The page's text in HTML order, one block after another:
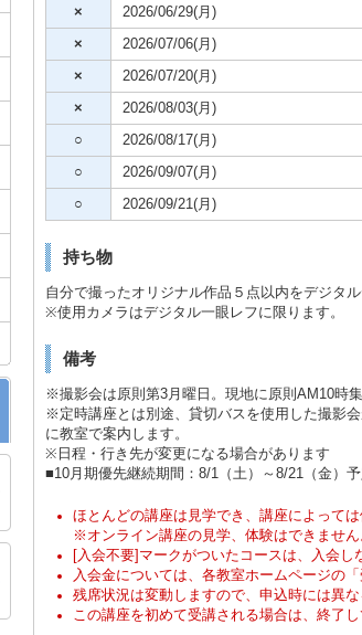
× 2026/06/29(月)
× 2026/07/06(月)
× 2026/07/20(月)
× 2026/08/03(月)
○ 2026/08/17(月)
○ 2026/09/07(月)
○ 2026/09/21(月)
持ち物
自分で撮ったオリジナル作品５点以内をデジタ
※使用カメラはデジタル一眼レフに限ります。
備考
※撮影会は原則第3月曜日。現地に原則AM10時集
※定時講座とは別途、貸切バスを使用した撮影
に教室で案内します。
※日程・行き先が変更になる場合があります
■10月期優先継続期間：8/1（土）～8/21（金）
ほとんどの講座は見学でき、講座によって
※オンライン講座の見学、体験はできません
[入会不要]マークがついたコースは、入会し
入会金については、各教室ホームページの
残席状況は変動しますので、申込時には異な
この講座を初めて受講される場合は、終了